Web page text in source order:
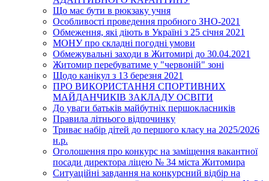
Що має бути в рюкзаку учня
Особливості проведення пробного ЗНО-2021
Обмеження, які діють в Україні з 25 січня 2021
МОНУ про складні погодні умови
Обмежувальні заходи в Житомирі до 30.04.2021
Житомир перебуватиме у "червоній" зоні
Щодо канікул з 13 березня 2021
ПРО ВИКОРИСТАННЯ СПОРТИВНИХ
МАЙДАНЧИКІВ ЗАКЛАДУ ОСВІТИ
До уваги батьків майбутніх першокласників
Правила літнього відпочинку
Триває набір дітей до першого класу на 2025/2026
н.р.
Оголошення про конкурс на заміщення вакантної
посади директора ліцею № 34 міста Житомира
Ситуаційні завдання на конкурсний відбір на